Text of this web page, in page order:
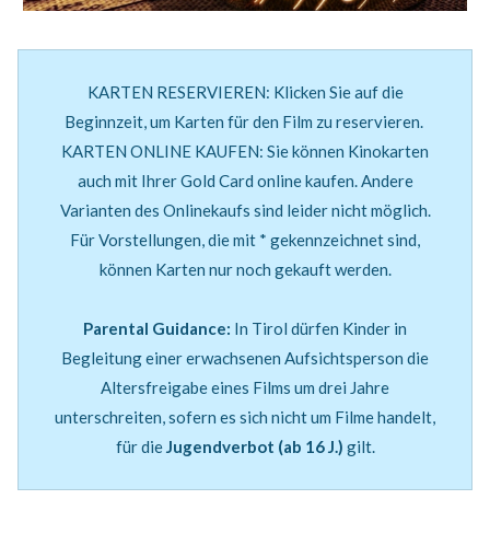
KARTEN RESERVIEREN: Klicken Sie auf die
Beginnzeit, um Karten für den Film zu reservieren.
KARTEN ONLINE KAUFEN: Sie können Kinokarten
auch mit Ihrer Gold Card online kaufen. Andere
Varianten des Onlinekaufs sind leider nicht möglich.
Für Vorstellungen, die mit * gekennzeichnet sind,
können Karten nur noch gekauft werden.
Parental Guidance: In Tirol dürfen Kinder in
Begleitung einer erwachsenen Aufsichtsperson die
Altersfreigabe eines Films um drei Jahre
unterschreiten, sofern es sich nicht um Filme handelt,
für dieJugendverbot (ab 16 J.) gilt.
Preise
MEHR INFOS